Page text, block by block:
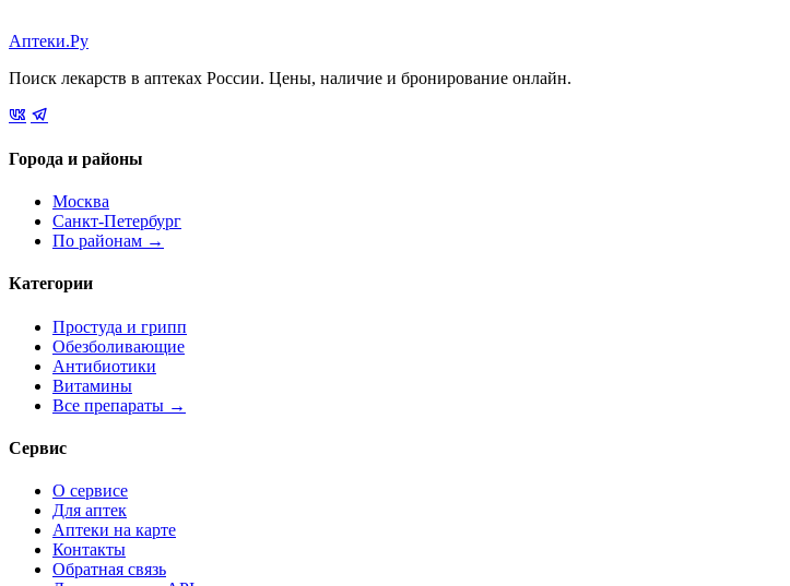
Аптеки.Ру
Поиск лекарств в аптеках России. Цены, наличие и бронирование онлайн.
Города и районы
Москва
Санкт-Петербург
По районам →
Категории
Простуда и грипп
Обезболивающие
Антибиотики
Витамины
Все препараты →
Сервис
О сервисе
Для аптек
Аптеки на карте
Контакты
Обратная связь